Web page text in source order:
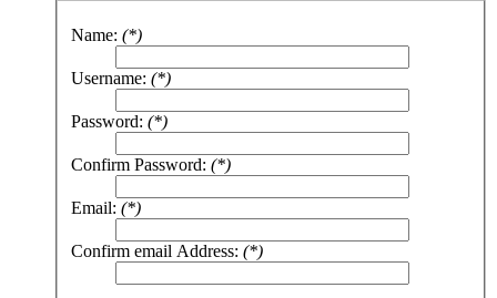
Name: (*)
Username: (*)
Password: (*)
Confirm Password: (*)
Email: (*)
Confirm email Address: (*)